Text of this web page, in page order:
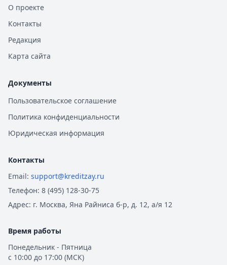
О проекте
Контакты
Редакция
Карта сайта
Документы
Пользовательское соглашение
Политика конфиденциальности
Юридическая информация
Контакты
Email: support@kreditzay.ru
Телефон: 8 (495) 128-30-75
Адрес: г. Москва, Яна Райниса б-р, д. 12, а/я 12
Время работы
Понедельник - Пятница
с 10:00 до 17:00 (МСК)